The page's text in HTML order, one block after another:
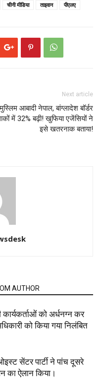
चीनी मीडिया ताइवान पीएलए
Next article
मुस्लिम आबादी नेपाल, बांग्लादेश बॉर्डर
में 32% बढ़ी! खुफिया एजेंसियों ने
इसे खतरनाक बताया!
AUTHOR
कार्यकर्ताओं को अर्धनग्न कर
को किया गया निलंबित
सेंटर पार्टी ने पांच दूसरे
का ऐलान किया।